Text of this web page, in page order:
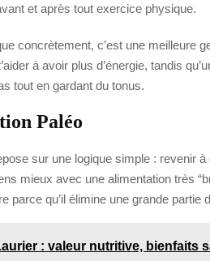
et après tout exercice physique.
concrètement, c’est une meilleure
à avoir plus d’énergie, tandis
tout en gardant du tonus.
Paléo
sur une logique simple : revenir
mieux avec une alimentation très
parce qu’il élimine une grande partie
: valeur nutritive, bienfaits